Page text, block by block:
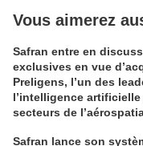
Vous aimerez
Safran entre en
exclusives en vue
Preligens, l’un des
l’intelligence
secteurs de
Safran lance son